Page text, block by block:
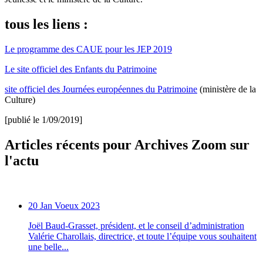
tous les liens :
Le programme des CAUE pour les JEP 2019
Le site officiel des Enfants du Patrimoine
site officiel des Journées européennes du Patrimoine (ministère de la
Culture)
[publié le 1/09/2019]
Articles récents pour Archives Zoom sur
l'actu
20 Jan Voeux 2023
Joël Baud-Grasset, président, et le conseil d’administration
Valérie Charollais, directrice, et toute l’équipe vous souhaitent
une belle...